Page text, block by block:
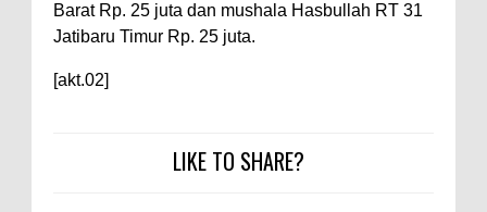
Barat Rp. 25 juta dan mushala Hasbullah RT 31
Jatibaru Timur Rp. 25 juta.
[akt.02]
LIKE TO SHARE?